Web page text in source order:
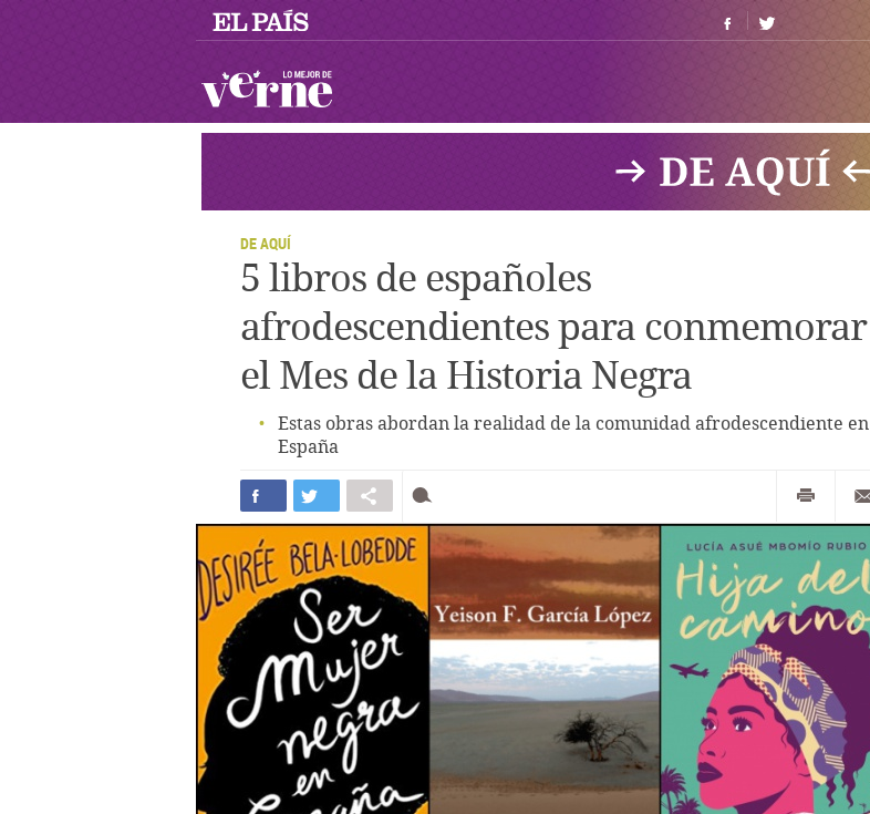
DE AQUÍ
5 libros de españoles
afrodescendientes para conmemorar
el Mes de la Historia Negra
Estas obras abordan la realidad de la comunidad afrodescendiente en
España